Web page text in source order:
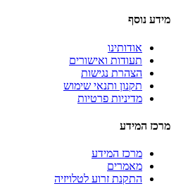
מידע נוסף
אודותינו
תעודות ואישורים
הצהרת נגישות
תקנון ותנאי שימוש
מדיניות פרטיות
מרכז המידע
מרכז המידע
מאמרים
התקנת זרוע לטלויזיה